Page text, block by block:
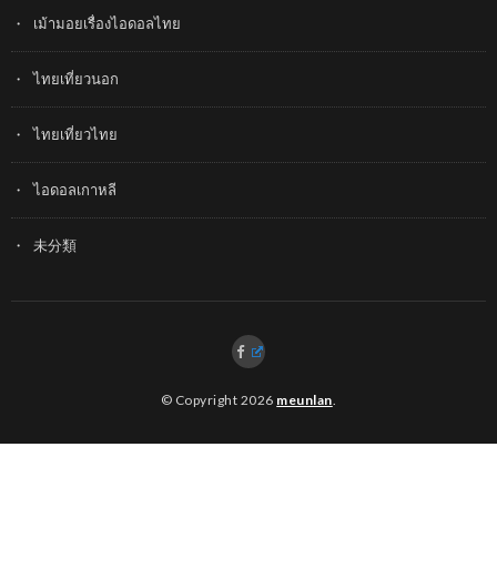
เม้ามอยเรื่องไอดอลไทย
ไทยเที่ยวนอก
ไทยเที่ยวไทย
ไอดอลเกาหลี
未分類
© Copyright 2026 meunlan